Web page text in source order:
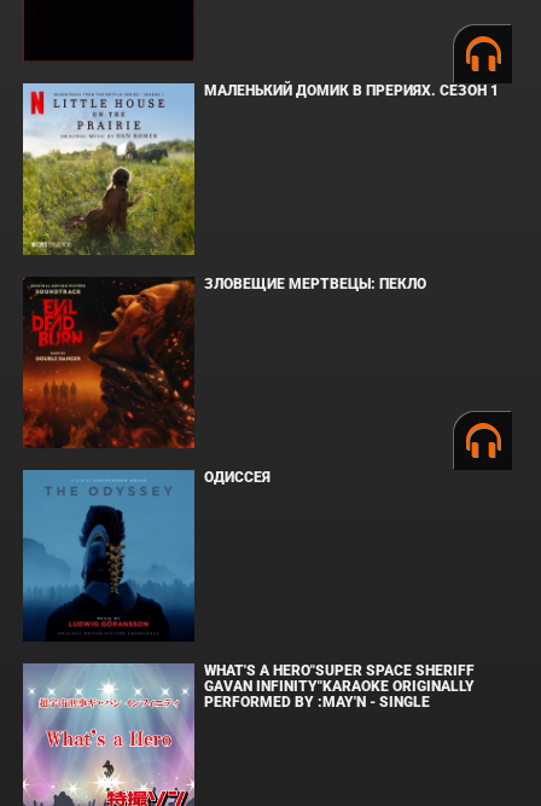
МАЛЕНЬКИЙ ДОМИК В ПРЕРИЯХ. СЕЗОН 1
ЗЛОВЕЩИЕ МЕРТВЕЦЫ: ПЕКЛО
ОДИССЕЯ
WHAT'S A HERO"SUPER SPACE SHERIFF
GAVAN INFINITY"KARAOKE ORIGINALLY
PERFORMED BY :MAY'N - SINGLE